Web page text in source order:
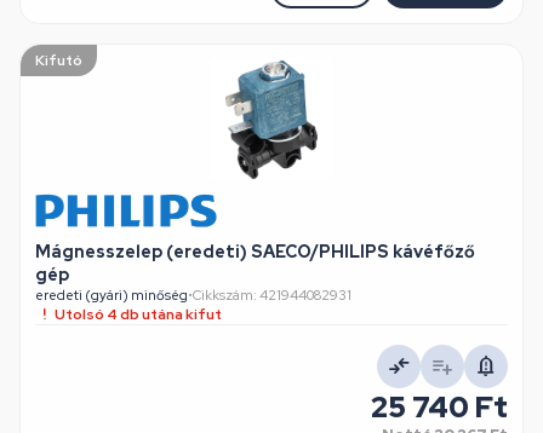
Kifutó
Mágnesszelep (eredeti) SAECO/PHILIPS kávéfőző
gép
eredeti (gyári) minőség•Cikkszám: 421944082931
Utolsó 4 db utána kifut
25 740 Ft